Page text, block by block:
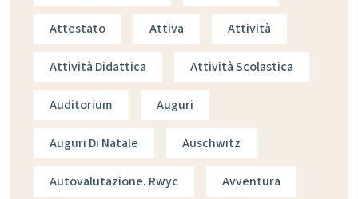
Attestato Attiva Attività
Attività Didattica Attività Scolastica
Auditorium Auguri
Auguri Di Natale Auschwitz
Autovalutazione. Rwyc Avventura